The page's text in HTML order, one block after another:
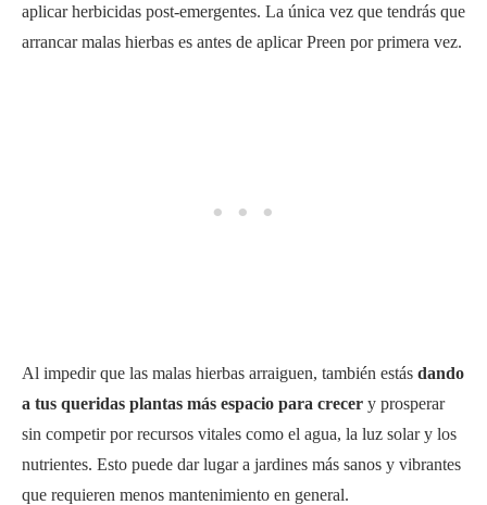
aplicar herbicidas post-emergentes. La única vez que tendrás que
arrancar malas hierbas es antes de aplicar Preen por primera vez.
Al impedir que las malas hierbas arraiguen, también estás dando
a tus queridas plantas más espacio para crecer y prosperar
sin competir por recursos vitales como el agua, la luz solar y los
nutrientes. Esto puede dar lugar a jardines más sanos y vibrantes
que requieren menos mantenimiento en general.